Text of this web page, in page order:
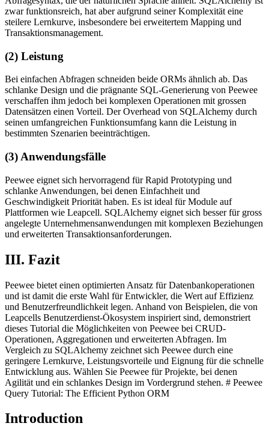
zwar funktionsreich, hat aber aufgrund seiner Komplexität eine
steilere Lernkurve, insbesondere bei erweitertem Mapping und
Transaktionsmanagement.
(2) Leistung
Bei einfachen Abfragen schneiden beide ORMs ähnlich ab. Das
schlanke Design und die prägnante SQL-Generierung von Peewee
verschaffen ihm jedoch bei komplexen Operationen mit grossen
Datensätzen einen Vorteil. Der Overhead von SQLAlchemy durch
seinen umfangreichen Funktionsumfang kann die Leistung in
bestimmten Szenarien beeinträchtigen.
(3) Anwendungsfälle
Peewee eignet sich hervorragend für Rapid Prototyping und
schlanke Anwendungen, bei denen Einfachheit und
Geschwindigkeit Priorität haben. Es ist ideal für Module auf
Plattformen wie Leapcell. SQLAlchemy eignet sich besser für gross
angelegte Unternehmensanwendungen mit komplexen Beziehungen
und erweiterten Transaktionsanforderungen.
III. Fazit
Peewee bietet einen optimierten Ansatz für Datenbankoperationen
und ist damit die erste Wahl für Entwickler, die Wert auf Effizienz
und Benutzerfreundlichkeit legen. Anhand von Beispielen, die von
Leapcells Benutzerdienst-Ökosystem inspiriert sind, demonstriert
dieses Tutorial die Möglichkeiten von Peewee bei CRUD-
Operationen, Aggregationen und erweiterten Abfragen. Im
Vergleich zu SQLAlchemy zeichnet sich Peewee durch eine
geringere Lernkurve, Leistungsvorteile und Eignung für die schnelle
Entwicklung aus. Wählen Sie Peewee für Projekte, bei denen
Agilität und ein schlankes Design im Vordergrund stehen. # Peewee
Query Tutorial: The Efficient Python ORM
Introduction